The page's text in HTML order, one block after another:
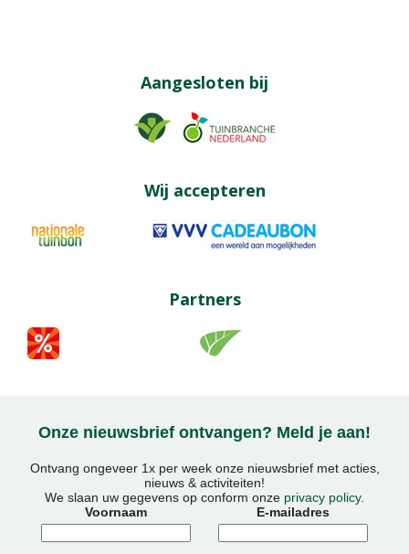
Aangesloten bij
Wij accepteren
Partners
Onze nieuwsbrief ontvangen? Meld je aan!
Ontvang ongeveer 1x per week onze nieuwsbrief met acties,
nieuws & activiteiten!
We slaan uw gegevens op conform onze privacy policy.
Voornaam
E-mailadres